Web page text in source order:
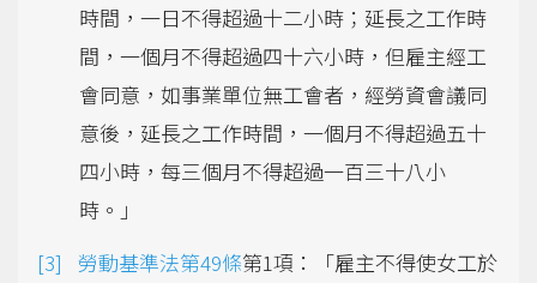
時間，一日不得超過十二小時；延長之工作時
間，一個月不得超過四十六小時，但雇主經工
會同意，如事業單位無工會者，經勞資會議同
意後，延長之工作時間，一個月不得超過五十
四小時，每三個月不得超過一百三十八小
時。」
勞動基準法第49條第1項：「雇主不得使女工於